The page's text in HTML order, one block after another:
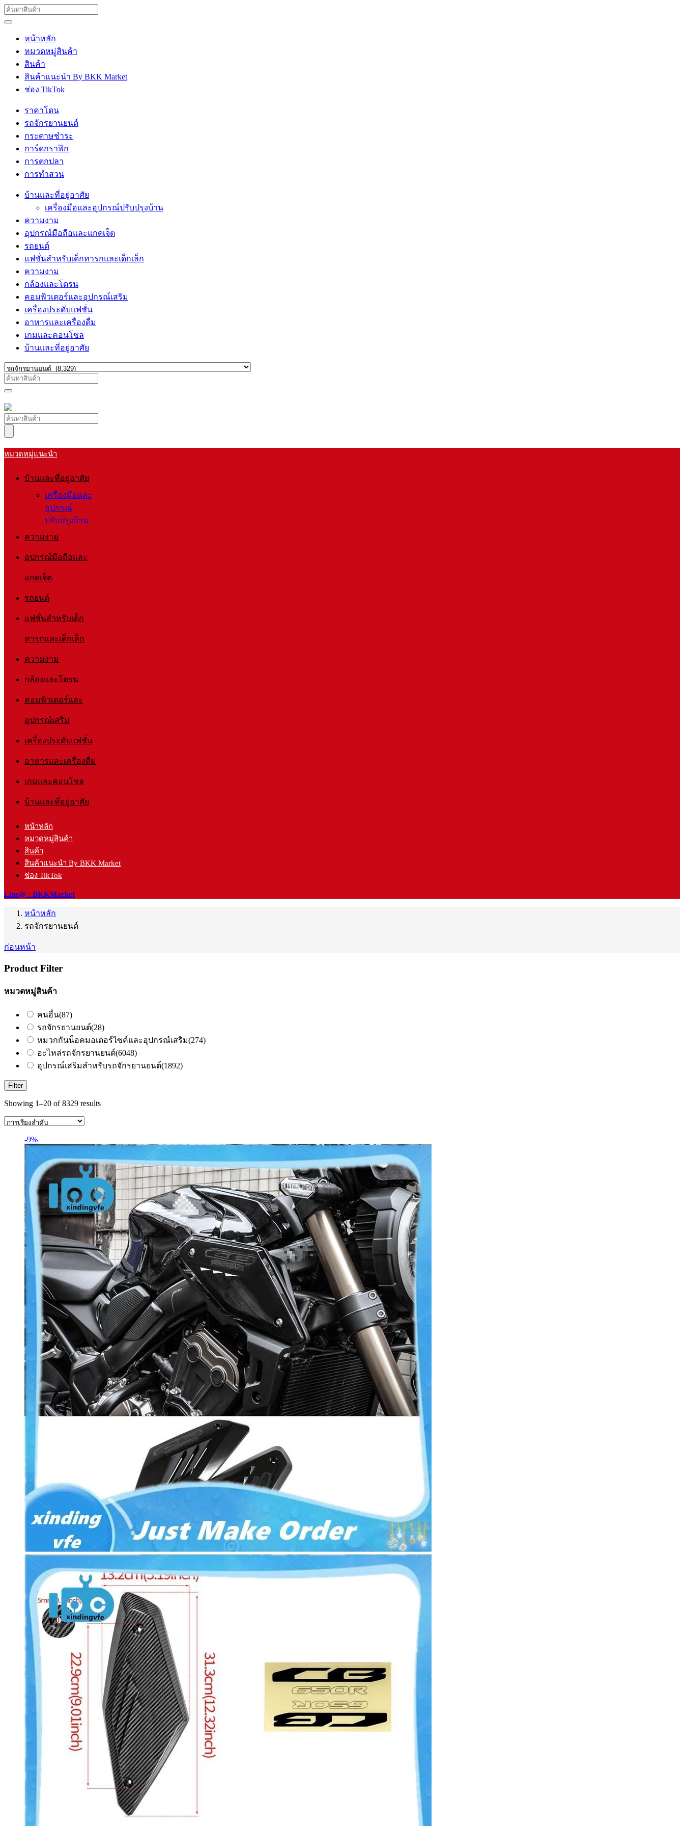
หน้าหลัก
หมวดหมู่สินค้า
สินค้า
สินค้าแนะนำ By BKK Market
ช่อง TikTok
ราคาโดน
รถจักรยานยนต์
กระดาษชำระ
การ์ดกราฟิก
การตกปลา
การทำสวน
บ้านและที่อยู่อาศัย
เครื่องมือและอุปกรณ์ปรับปรุงบ้าน
ความงาม
อุปกรณ์มือถือและแกดเจ็ต
รถยนต์
แฟชั่นสำหรับเด็กทารกและเด็กเล็ก
ความงาม
กล้องและโดรน
คอมพิวเตอร์และอุปกรณ์เสริม
เครื่องประดับแฟชั่น
อาหารและเครื่องดื่ม
เกมและคอนโซล
บ้านและที่อยู่อาศัย
หมวดหมู่แนะนำ
บ้านและที่อยู่อาศัย
เครื่องมือและ
อุปกรณ์
ปรับปรุงบ้าน
ความงาม
อุปกรณ์มือถือและ
แกดเจ็ต
รถยนต์
แฟชั่นสำหรับเด็ก
ทารกและเด็กเล็ก
ความงาม
กล้องและโดรน
คอมพิวเตอร์และ
อุปกรณ์เสริม
เครื่องประดับแฟชั่น
อาหารและเครื่องดื่ม
เกมและคอนโซล
บ้านและที่อยู่อาศัย
หน้าหลัก
หมวดหมู่สินค้า
สินค้า
สินค้าแนะนำ By BKK Market
ช่อง TikTok
Line@ : BKKMarket
หน้าหลัก
รถจักรยานยนต์
ก่อนหน้า
Product Filter
หมวดหมู่สินค้า
คนอื่น(87)
รถจักรยานยนต์(28)
หมวกกันน็อคมอเตอร์ไซค์และอุปกรณ์เสริม(274)
อะไหล่รถจักรยานยนต์(6048)
อุปกรณ์เสริมสำหรับรถจักรยานยนต์(1892)
Filter
Showing 1–20 of 8329 results
-9%